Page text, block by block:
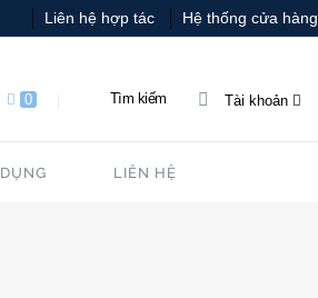
Liên hệ hợp tác Hệ thống cửa hàng
Tài khoản
Tìm kiếm
0
LIÊN HỆ